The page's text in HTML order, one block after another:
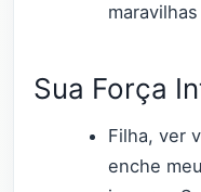
Sua Força
Filha, ver
enche